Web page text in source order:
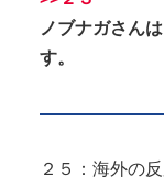
ノブナガさん
す。
２５：海外の